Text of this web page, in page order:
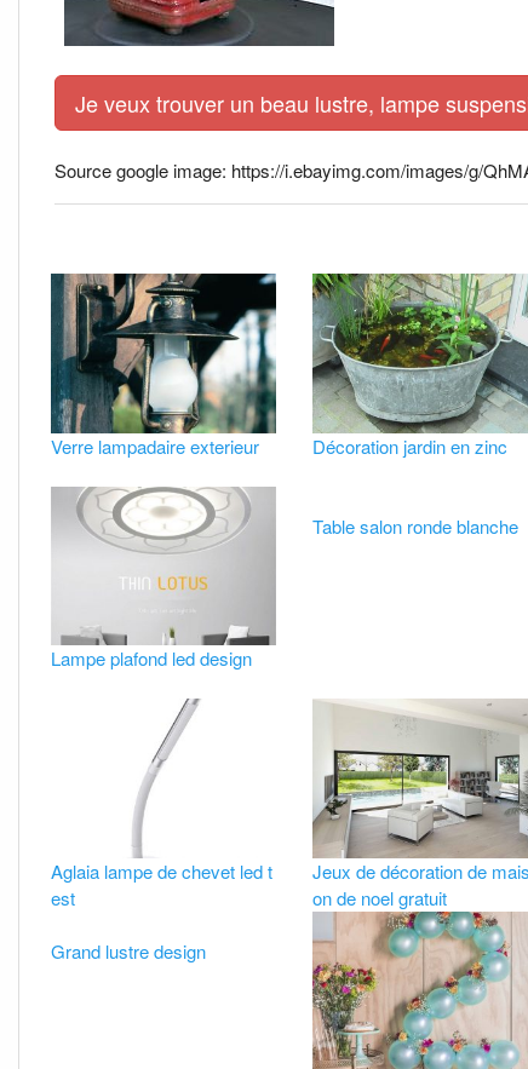
Je veux trouver un beau lustre, lampe
Source google image: https://i.ebayimg.com/images/g/
Verre lampadaire exterieur Décoration jardin en zinc
Lampe plafond led design
Table salon ronde blanche
Aglaia lampe de chevet led t
est
Jeux de décoration de mais
on de noel gratuit
Grand lustre design